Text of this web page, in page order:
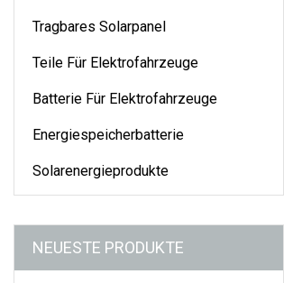
Tragbares Solarpanel
Teile Für Elektrofahrzeuge
Batterie Für Elektrofahrzeuge
Energiespeicherbatterie
Solarenergieprodukte
NEUESTE PRODUKTE